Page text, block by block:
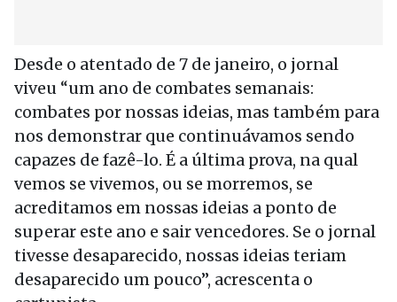
Desde o atentado de 7 de janeiro, o jornal
viveu “um ano de combates semanais:
combates por nossas ideias, mas também para
nos demonstrar que continuávamos sendo
capazes de fazê-lo. É a última prova, na qual
vemos se vivemos, ou se morremos, se
acreditamos em nossas ideias a ponto de
superar este ano e sair vencedores. Se o jornal
tivesse desaparecido, nossas ideias teriam
desaparecido um pouco”, acrescenta o